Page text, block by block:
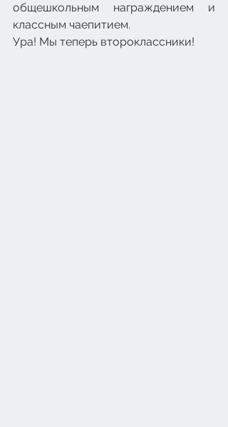
общешкольным награждением и
классным чаепитием.
Ура! Мы теперь второклассники!